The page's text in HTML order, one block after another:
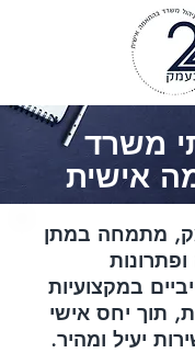
משרד
אישית
בעמק, מתמחה במתן
במקצועיות
תוך יחס אישי
יעיל ומהיר.